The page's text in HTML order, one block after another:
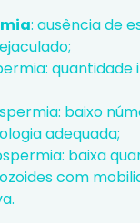
: ausência de
quantidade
baixo
adequada;
baixa
com